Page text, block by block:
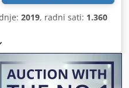
2019, radni sati: 1.360